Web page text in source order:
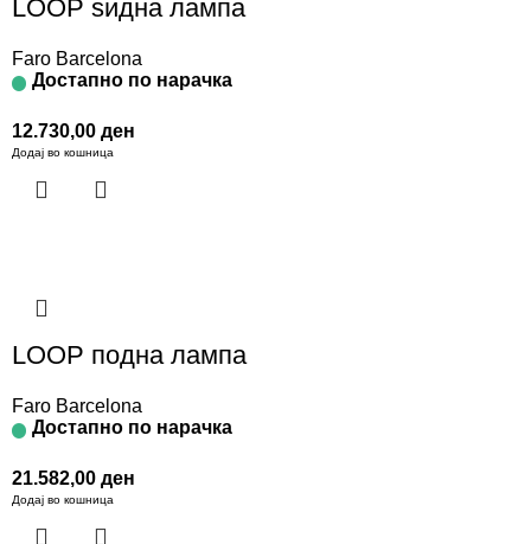
LOOP ѕидна лампа
Faro Barcelona
Достапно по нарачка
12.730,00 ден
Додај во кошница
LOOP подна лампа
Faro Barcelona
Достапно по нарачка
21.582,00 ден
Додај во кошница